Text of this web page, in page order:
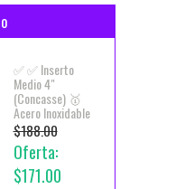
✅ ✅ Inserto
Medio 4"
(Concasse) 🥇
Acero Inoxidable
$188.00
Oferta:
$171.00